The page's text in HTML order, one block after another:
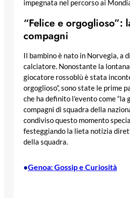
impegnata nel percorso ai
“Felice e orgoglioso”:
compagni
Il bambino è nato in Norvegia, a
calciatore. Nonostante la
giocatore rossoblù è stata
orgoglioso”, sono state le prime
che ha definito l’evento come “la
compagni di squadra della
condiviso questo momento
festeggiando la lieta notizia
della squadra.
•Genoa: Gossip e Curiosità